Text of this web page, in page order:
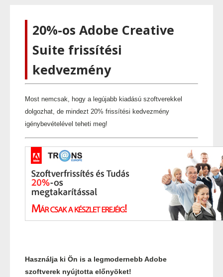
20%-os Adobe Creative
Suite frissítési
kedvezmény
Most nemcsak, hogy a legújabb kiadású szoftverekkel
dolgozhat, de mindezt 20% frissítési kedvezmény
igénybevételével teheti meg!
Használja ki Ön is a legmodernebb Adobe
szoftverek nyújtotta előnyöket!